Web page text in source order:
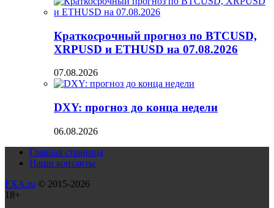
Краткосрочный прогноз по BTCUSD,
XRPUSD и ETHUSD на 07.08.2026
07.08.2026
DXY: прогноз до конца недели
06.08.2026
Главная страница
Наши контакты
FXA.ru © 2015-2026
18+